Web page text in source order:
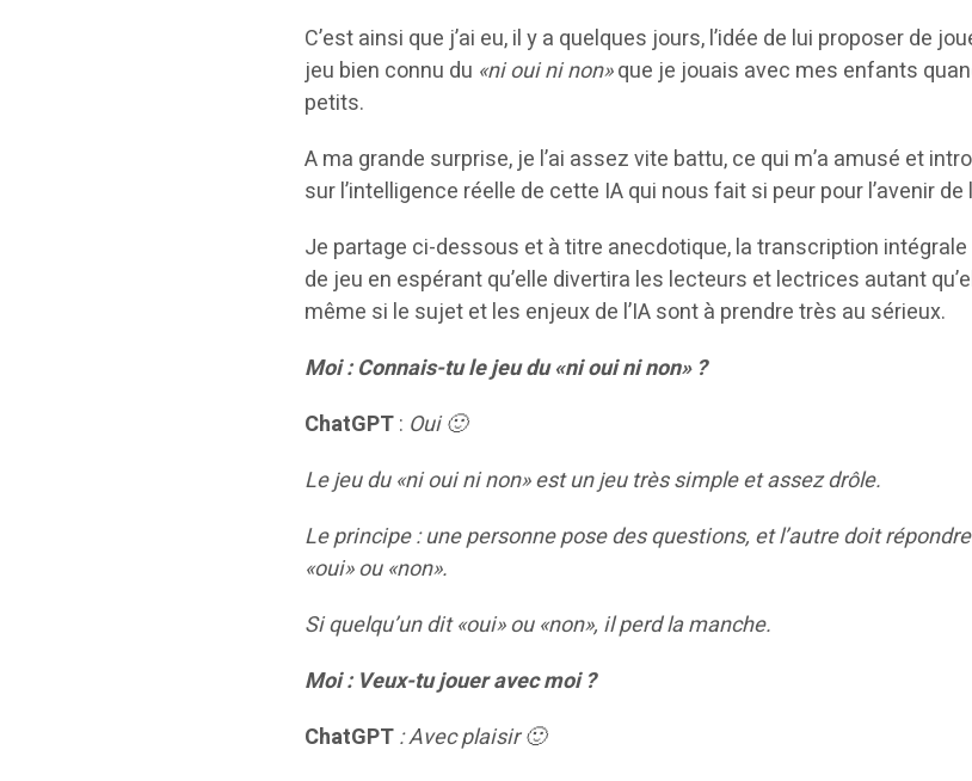
C’est ainsi que j’ai eu, il y a quelques jours, l’idée de lui proposer de
jeu bien connu du «ni oui ni non»que je jouais avec mes enfants
petits.
A ma grande surprise, je l’ai assez vite battu, ce qui m’a amusé et
sur l’intelligence réelle de cette IA qui nous fait si peur pour l’avenir de
Je partage ci-dessous et à titre anecdotique, la transcription
de jeu en espérant qu’elle divertira les lecteurs et lectrices autant
même si le sujet et les enjeux de l’IA sont à prendre très au sérieux.
Moi : Connais-tu le jeu du «ni oui ni non» ?
ChatGPT: Oui🙂
Le jeu du «ni oui ni non» est un jeu très simple et assez drôle.
Le principe : une personne pose des questions, et l’autre doit
«oui» ou «non».
Si quelqu’un dit «oui» ou «non», il perd la manche.
Moi : Veux-tu jouer avec moi ?
ChatGPT: Avec plaisir🙂